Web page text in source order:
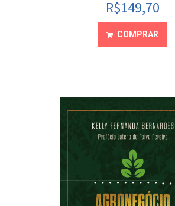
R$149,70
COMPRAR